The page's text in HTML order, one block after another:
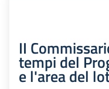
II
tempi del
e l'area del